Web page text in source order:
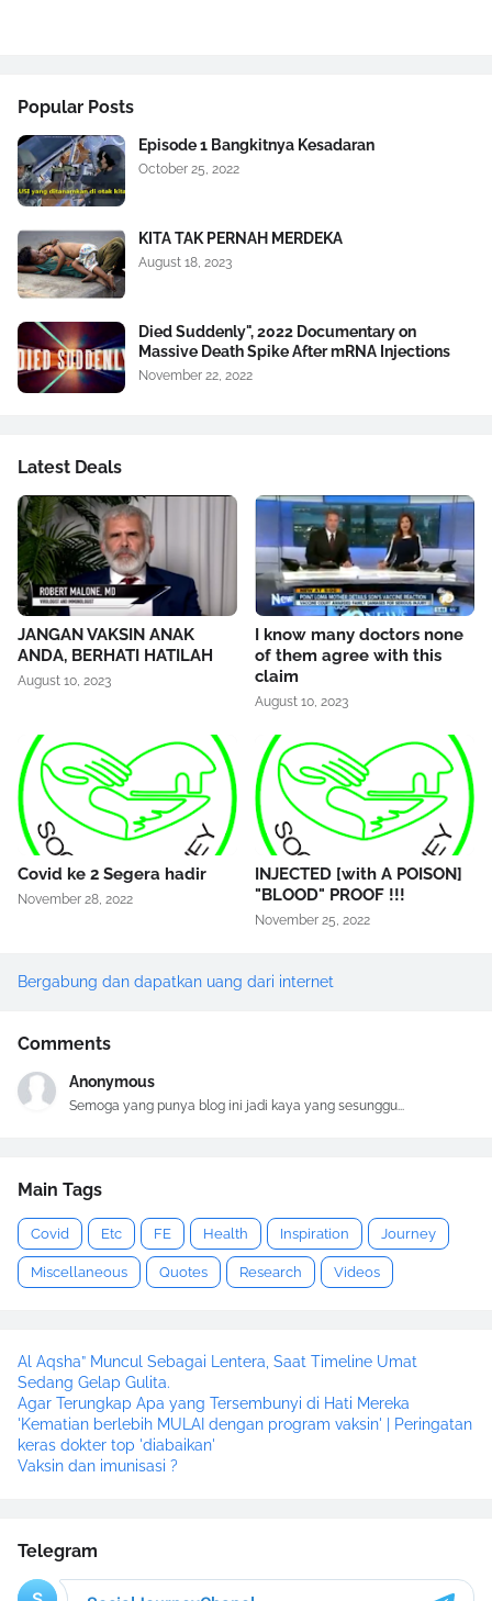
Popular Posts
Episode 1 Bangkitnya Kesadaran
October 25, 2022
KITA TAK PERNAH MERDEKA
August 18, 2023
Died Suddenly", 2022 Documentary on
Massive Death Spike After mRNA Injections
November 22, 2022
Latest Deals
JANGAN VAKSIN ANAK
ANDA, BERHATI HATILAH
August 10, 2023
I know many doctors none
of them agree with this
claim
August 10, 2023
Covid ke 2 Segera hadir
November 28, 2022
INJECTED [with A POISON]
"BLOOD" PROOF !!!
November 25, 2022
Bergabung dan dapatkan uang dari internet
Comments
Anonymous
Semoga yang punya blog ini jadi kaya yang sesunggu...
Main Tags
Covid Etc FE Health Inspiration Journey
Miscellaneous Quotes Research Videos
Al Aqsha” Muncul Sebagai Lentera, Saat Timeline Umat
Sedang Gelap Gulita.
Agar Terungkap Apa yang Tersembunyi di Hati Mereka
'Kematian berlebih MULAI dengan program vaksin' | Peringatan
keras dokter top 'diabaikan'
Vaksin dan imunisasi ?
Telegram